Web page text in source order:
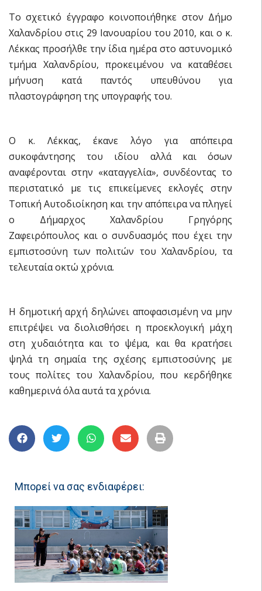
Το σχετικό έγγραφο κοινοποιήθηκε στον Δήμο
Χαλανδρίου στις 29 Ιανουαρίου του 2010, και ο κ.
Λέκκας προσήλθε την ίδια ημέρα στο αστυνομικό
τμήμα Χαλανδρίου, προκειμένου να καταθέσει
μήνυση κατά παντός υπευθύνου για
πλαστογράφηση της υπογραφής του.
Ο κ. Λέκκας, έκανε λόγο για απόπειρα
συκοφάντησης του ιδίου αλλά και όσων
αναφέρονται στην «καταγγελία», συνδέοντας το
περιστατικό με τις επικείμενες εκλογές στην
Τοπική Αυτοδιοίκηση και την απόπειρα να πληγεί
ο Δήμαρχος Χαλανδρίου Γρηγόρης
Ζαφειρόπουλος και ο συνδυασμός που έχει την
εμπιστοσύνη των πολιτών του Χαλανδρίου, τα
τελευταία οκτώ χρόνια.
Η δημοτική αρχή δηλώνει αποφασισμένη να μην
επιτρέψει να διολισθήσει η προεκλογική μάχη
στη χυδαιότητα και το ψέμα, και θα κρατήσει
ψηλά τη σημαία της σχέσης εμπιστοσύνης με
τους πολίτες του Χαλανδρίου, που κερδήθηκε
καθημερινά όλα αυτά τα χρόνια.
Μπορεί να σας ενδιαφέρει: